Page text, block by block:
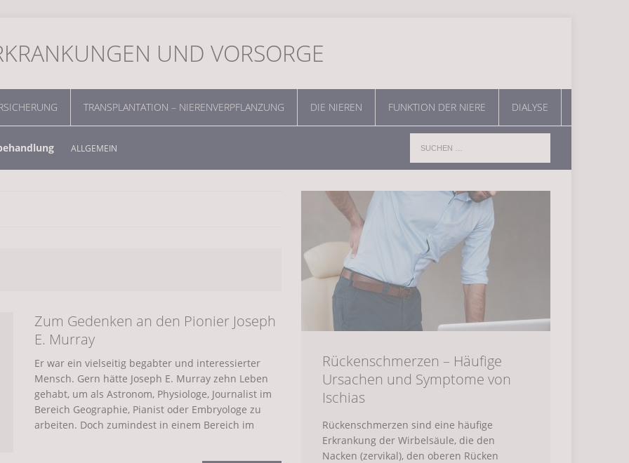
UND VORSORGE
TRANSPLANTATION – NIERENVERPFLANZUNG DIE NIEREN FUNKTION DER NIERE DIALYSE
ALLGEMEIN
nur auf die Dosierung an!
und Prophylaxe DIE NIEREN
perfekte Trainingsgerät für den Rücken ALLGEMEIN
ALLGEMEIN
Zum Gedenken an den Pionier Joseph
E. Murray
Er war ein vielseitig begabter und interessierter
Mensch. Gern hätte Joseph E. Murray zehn Leben
gehabt, um als Astronom, Physiologe, Journalist im
Bereich Geographie, Pianist oder Embryologe zu
arbeiten. Doch zumindest in einem Bereich im
Rückenschmerzen – Häufige
Ursachen und Symptome von
Ischias
Rückenschmerzen sind eine häufige
Erkrankung der Wirbelsäule, die den
Nacken (zervikal), den oberen Rücken